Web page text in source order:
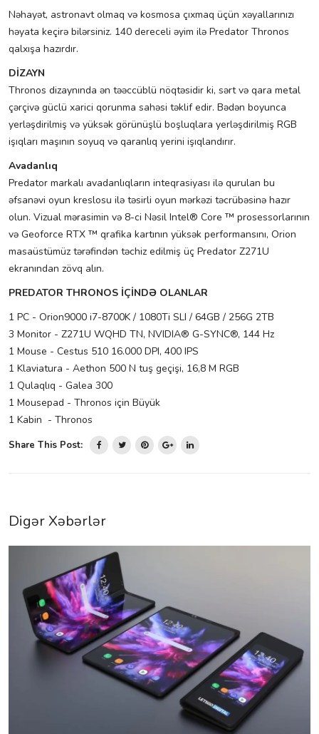
Nəhayət, astronavt olmaq və kosmosa çıxmaq üçün xəyallarınızı
həyata keçirə bilərsiniz. 140 dereceli əyim ilə Predator Thronos
qalxışa hazırdır.
DİZAYN
Thronos dizaynında ən təəccüblü nöqtəsidir ki, sərt və qara metal
çərçivə güclü xarici qorunma sahəsi təklif edir. Bədən boyunca
yerləşdirilmiş və yüksək görünüşlü boşluqlara yerləşdirilmiş RGB
işıqları maşının soyuq və qaranlıq yerini işıqlandırır.
Avadanlıq
Predator markalı avadanlıqların inteqrasiyası ilə qurulan bu
əfsanəvi oyun kreslosu ilə təsirli oyun mərkəzi təcrübəsinə hazır
olun. Vizual mərasimin və 8-ci Nəsil Intel® Core ™ prosessorlarının
və Geoforce RTX ™ qrafika kartının yüksək performansını, Orion
masaüstümüz tərəfindən təchiz edilmiş üç Predator Z271U
ekranından zövq alın.
PREDATOR THRONOS İÇİNDƏ OLANLAR
1 PC - Orion9000 i7-8700K / 1080Ti SLI / 64GB / 256G 2TB
3 Monitor - Z271U WQHD TN, NVIDIA® G-SYNC®, 144 Hz
1 Mouse - Cestus 510 16.000 DPI, 400 IPS
1 Klaviatura - Aethon 500 N tuş geçişi, 16,8 M RGB
1 Qulaqlıq - Galea 300
1 Mousepad - Thronos için Büyük
1 Kabin - Thronos
Share This Post:
Digər Xəbərlər